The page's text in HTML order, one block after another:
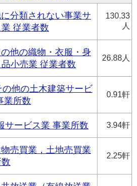
分類されない事業サ
従業者数
130.33
人
他の織物・衣服・身
小売業 従業者数
26.88人
の他の土木建築サービ
業所数
0.91軒
サービス業 事業所数 3.94軒
売買業，土地売買業
2.25軒